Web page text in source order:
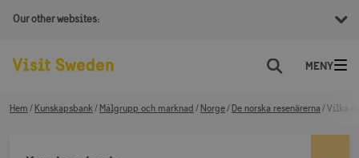
Our other websites:
Sök
Hem Kunskapsbank Målgrupp och marknad Norge De norska resenärerna Vilka